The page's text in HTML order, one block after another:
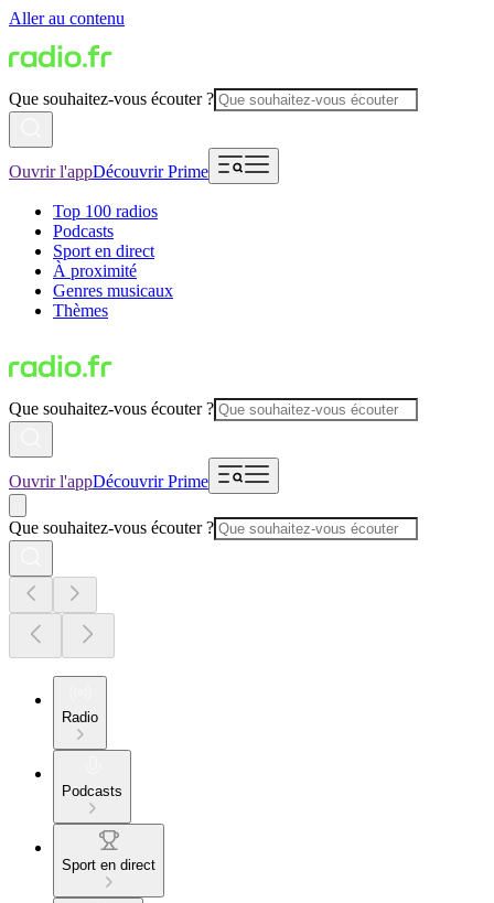
Aller au contenu
Que souhaitez-vous écouter ?
Ouvrir l'appDécouvrir Prime
Top 100 radios
Podcasts
Sport en direct
À proximité
Genres musicaux
Thèmes
Que souhaitez-vous écouter ?
Ouvrir l'appDécouvrir Prime
Que souhaitez-vous écouter ?
Radio
Podcasts
Sport en direct